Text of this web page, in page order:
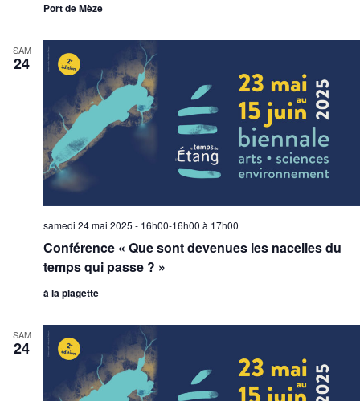
Port de Mèze
SAM
24
Conférence « Que sont devenues les nacelles du
temps qui passe ? »
samedi 24 mai 2025 - 16h00-16h00 à 17h00
à la plagette
SAM
24